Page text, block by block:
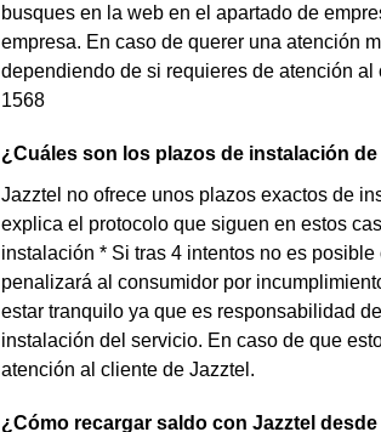
busques en la web en el apartado de
empresa. En caso de querer una atención
dependiendo de si requieres de atención
1568
¿Cuáles son los plazos de instalación
Jazztel no ofrece unos plazos exactos de
explica el protocolo que siguen en estos
instalación * Si tras 4 intentos no es
penalizará al consumidor por
estar tranquilo ya que es responsabilidad
instalación del servicio. En caso de que
atención al cliente de Jazztel.
¿Cómo recargar saldo con Jazztel